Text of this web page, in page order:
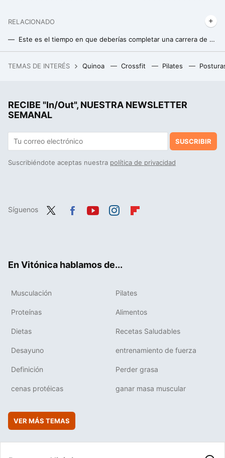
RELACIONADO
Este es el tiempo en que deberías completar una carrera de 10 kilómetros
TEMAS DE INTERÉS Quinoa Crossfit Pilates
RECIBE "In/Out", NUESTRA NEWSLETTER
SEMANAL
SUSCRIBIR
Suscribiéndote aceptas nuestra política de privacidad
Síguenos
En Vitónica hablamos de...
Musculación Pilates
Proteínas Alimentos
Dietas Recetas Saludables
Desayuno entrenamiento de fuerza
Definición Perder grasa
cenas protéicas ganar masa muscular
VER MÁS TEMAS